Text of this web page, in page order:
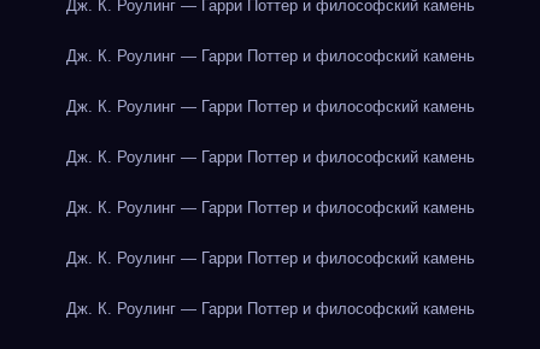
Дж. К. Роулинг — Гарри Поттер и философский камень
Дж. К. Роулинг — Гарри Поттер и философский камень
Дж. К. Роулинг — Гарри Поттер и философский камень
Дж. К. Роулинг — Гарри Поттер и философский камень
Дж. К. Роулинг — Гарри Поттер и философский камень
Дж. К. Роулинг — Гарри Поттер и философский камень
Дж. К. Роулинг — Гарри Поттер и философский камень